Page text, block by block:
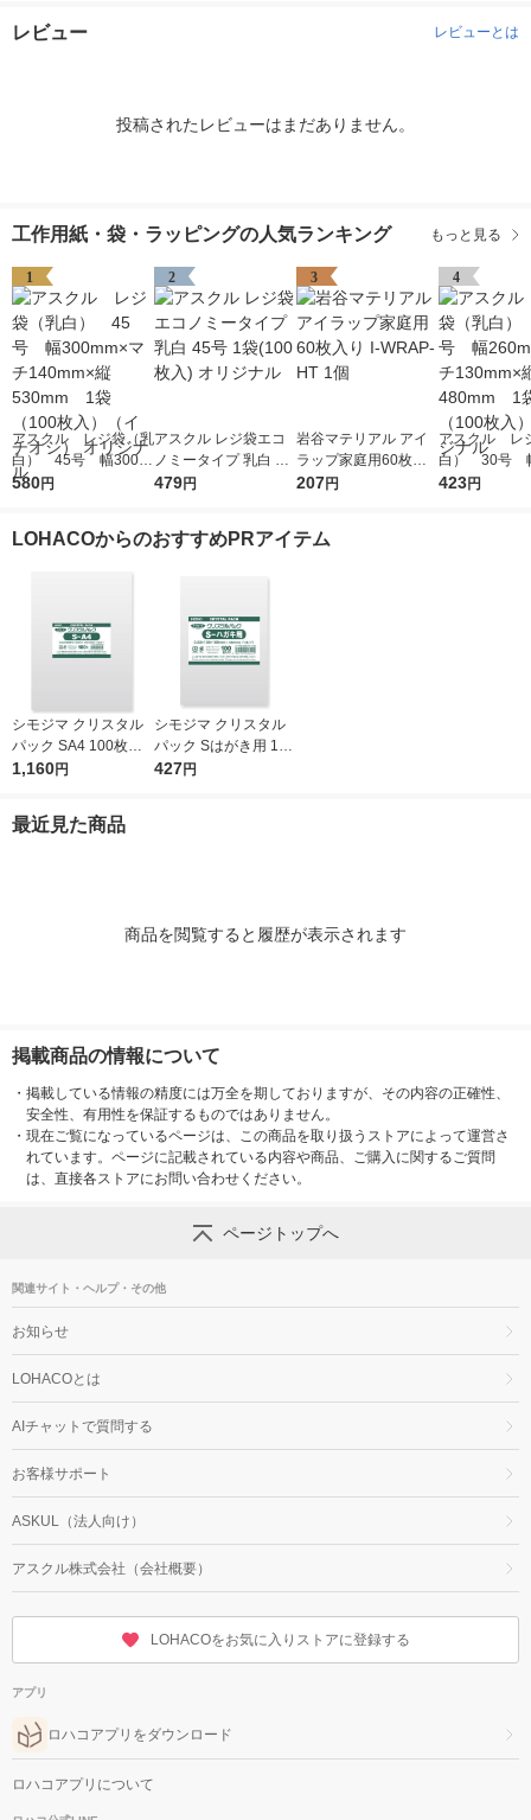
レビュー レビューとは
投稿されたレビューはまだありません。
工作用紙・袋・ラッピングの人気ランキング もっと見る
1
アスクル レジ袋（乳
白） 45号 幅300m
m×マチ140mm×縦53
リジナル
580円
2
アスクル レジ袋エコ
ノミータイプ 乳白 45
号 1袋(100枚入) オリ
479円
3
岩谷マテリアル アイ
ラップ家庭用60枚入
り I-WRAP-HT 1個
207円
4
アスクル レ
白） 30号
m×マチ
423円
LOHACOからのおすすめPRアイテム
シモジマ クリスタル
パック SA4 100枚入 6
739200 1袋(100枚入)
1,160円
シモジマ クリスタル
パック Sはがき用 100
枚入 6751700 1袋(10
427円
最近見た商品
商品を閲覧すると履歴が表示されます
掲載商品の情報について
・ 掲載している情報の精度には万全を期しておりますが、その内容の正確性、
安全性、有用性を保証するものではありません。
・ 現在ご覧になっているページは、この商品を取り扱うストアによって運営さ
れています。ページに記載されている内容や商品、ご購入に関するご質問
は、直接各ストアにお問い合わせください。
ページトップへ
関連サイト・ヘルプ・その他
お知らせ
LOHACOとは
AIチャットで質問する
お客様サポート
ASKUL（法人向け）
アスクル株式会社（会社概要）
LOHACOをお気に入りストアに登録する
アプリ
ロハコアプリをダウンロード
ロハコアプリについて